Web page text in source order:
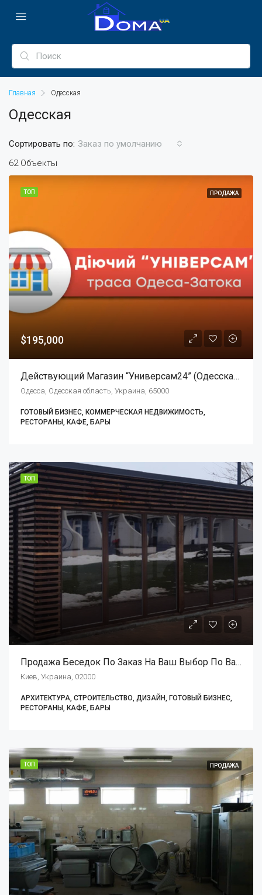
Главная Одесская
Одесская
62 Объекты
Сортировать по: Заказ по умолчанию
ТОП ПРОДАЖА
$195,000
Действующий Магазин “Универсам24” (Одесская Обл.) Трасса Одесса-Залив (Барабой)
Одесса, Одесская область, Украина, 65000
ГОТОВЫЙ БИЗНЕС, КОММЕРЧЕСКАЯ НЕДВИЖИМОСТЬ,
РЕСТОРАНЫ, КАФЕ, БАРЫ
ТОП
Продажа Беседок По Заказ На Ваш Выбор По Вашему Желанию
Киев, Украина, 02000
АРХИТЕКТУРА, СТРОИТЕЛЬСТВО, ДИЗАЙН, ГОТОВЫЙ БИЗНЕС,
РЕСТОРАНЫ, КАФЕ, БАРЫ
ТОП ПРОДАЖА